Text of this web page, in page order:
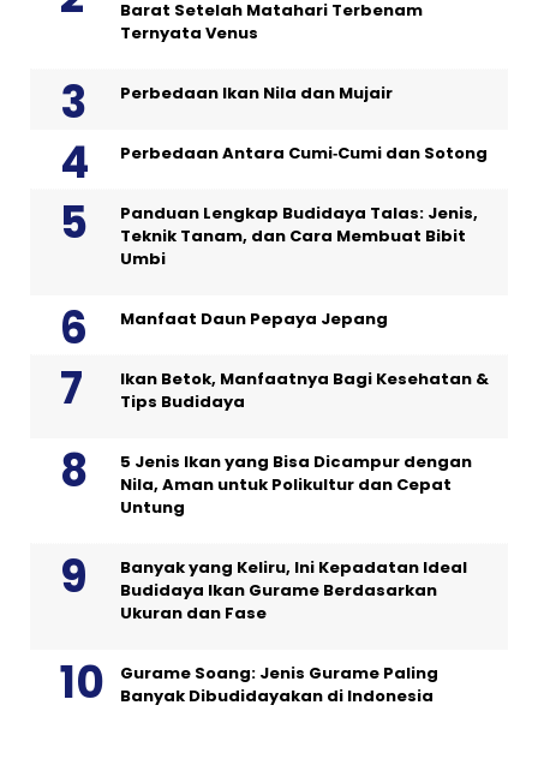
Barat Setelah Matahari Terbenam
Ternyata Venus
Perbedaan Ikan Nila dan Mujair
Perbedaan Antara Cumi‑Cumi dan Sotong
Panduan Lengkap Budidaya Talas: Jenis,
Teknik Tanam, dan Cara Membuat Bibit
Umbi
Manfaat Daun Pepaya Jepang
Ikan Betok, Manfaatnya Bagi Kesehatan &
Tips Budidaya
5 Jenis Ikan yang Bisa Dicampur dengan
Nila, Aman untuk Polikultur dan Cepat
Untung
Banyak yang Keliru, Ini Kepadatan Ideal
Budidaya Ikan Gurame Berdasarkan
Ukuran dan Fase
Gurame Soang: Jenis Gurame Paling
Banyak Dibudidayakan di Indonesia